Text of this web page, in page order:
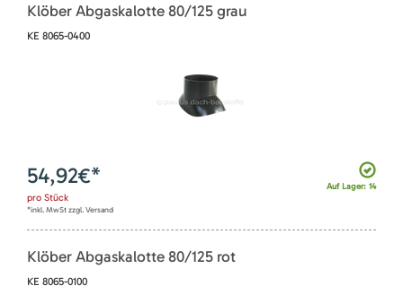
Klöber Abgaskalotte 80/125 grau
KE 8065-0400
Auf Lager: 14
54,92€*
pro Stück
*inkl. MwSt zzgl. Versand
Klöber Abgaskalotte 80/125 rot
KE 8065-0100